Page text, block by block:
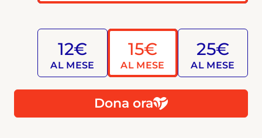
12€
AL MESE
15€
AL MESE
25€
AL MESE
Dona ora